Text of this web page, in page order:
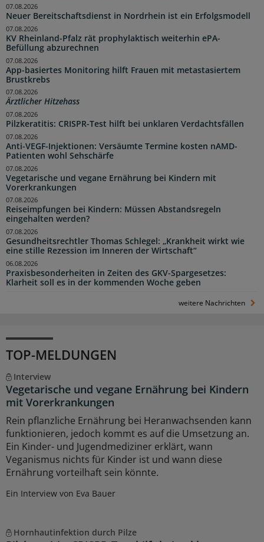
Neuer Bereitschaftsdienst in Nordrhein ist ein Erfolgsmodell
07.08.2026
KV Rheinland-Pfalz rät prophylaktisch weiterhin ePA-
Befüllung abzurechnen
07.08.2026
App-basiertes Monitoring hilft Frauen mit metastasiertem
Brustkrebs
07.08.2026
Ärztlicher Hitzehass
07.08.2026
Pilzkeratitis: CRISPR-Test hilft bei unklaren Verdachtsfällen
07.08.2026
Anti-VEGF-Injektionen: Versäumte Termine kosten nAMD-
Patienten wohl Sehschärfe
07.08.2026
Vegetarische und vegane Ernährung bei Kindern mit
Vorerkrankungen
07.08.2026
Reiseimpfungen bei Kindern: Müssen Abstandsregeln
eingehalten werden?
07.08.2026
Gesundheitsrechtler Thomas Schlegel: „Krankheit wirkt wie
eine stille Rezession im Inneren der Wirtschaft“
07.08.2026
Praxisbesonderheiten in Zeiten des GKV-Spargesetzes:
Klarheit soll es in der kommenden Woche geben
06.08.2026
weitere Nachrichten
TOP-MELDUNGEN
Interview
Vegetarische und vegane Ernährung bei Kindern
mit Vorerkrankungen
Rein pflanzliche Ernährung bei Heranwachsenden kann
funktionieren, jedoch kommt es auf die Umsetzung an.
Ein Kinder- und Jugendmediziner erklärt, wann
Veganismus nichts für Kinder ist und wann diese
Ernährung vorteilhaft sein könnte.
Ein Interview von Eva Bauer
Hornhautinfektion durch Pilze